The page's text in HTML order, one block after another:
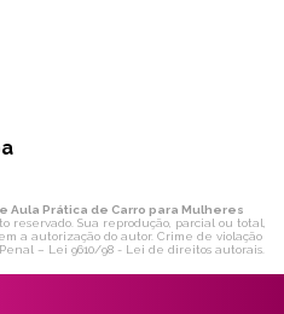
Aula Prática de Carro para Mulheres
reservado. Sua reprodução, parcial ou total,
a autorização do autor. Crime de violação
– Lei 9610/98 - Lei de direitos autorais.